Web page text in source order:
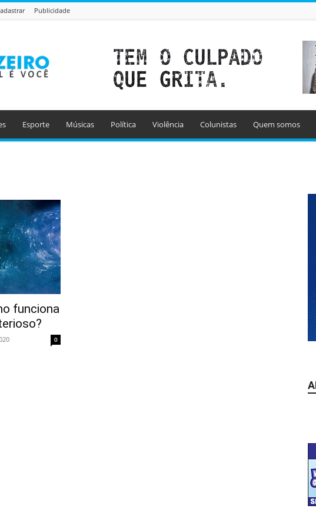
Publicidade
Esporte Músicas Política Violência Colunistas Quem somos
funciona
0